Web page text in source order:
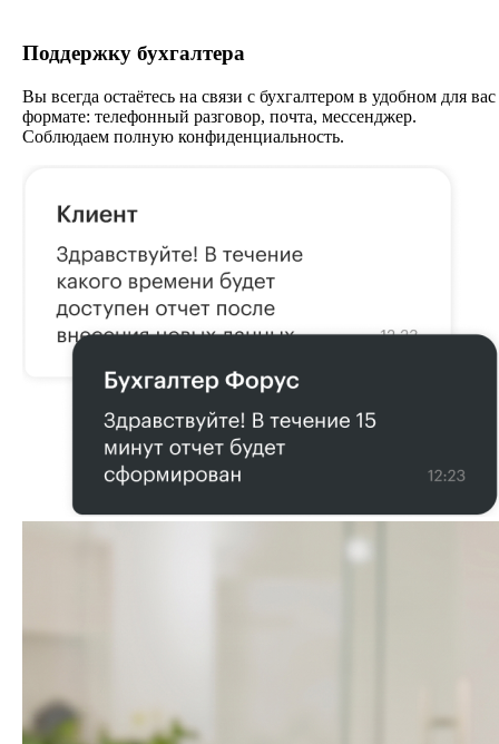
Поддержку бухгалтера
Вы всегда остаётесь на связи с бухгалтером в удобном для вас
формате: телефонный разговор, почта, мессенджер.
Соблюдаем полную конфиденциальность.